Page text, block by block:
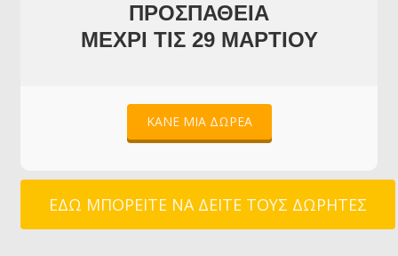
ΠΡΟΣΠΑΘΕΙΑ
ΜΕΧΡΙ ΤΙΣ 29 ΜΑΡΤΙΟΥ
ΚΑΝΕ ΜΙΑ ΔΩΡΕΑ
ΕΔΩ ΜΠΟΡΕΙΤΕ ΝΑ ΔΕΙΤΕ ΤΟΥΣ ΔΩΡΗΤΕΣ